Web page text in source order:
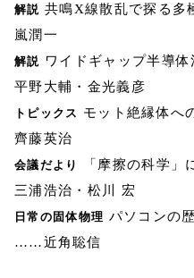
解説 共鳴X線散乱で探る
嵐潤一
解説 ワイドギャップ半導
平野大輔・金光義彦
トピックス モット絶縁体へ
齊藤英治
会議だより
「摩擦の科学
三浦浩治・松川 宏
日常の固体物理 パソコンの
……近角聡信